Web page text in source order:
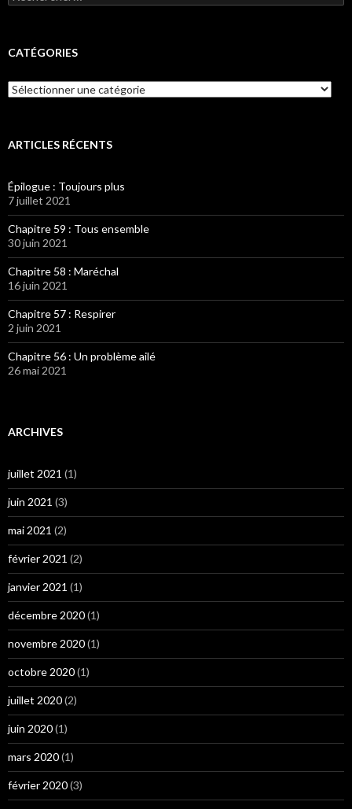
CATÉGORIES
Catégories
ARTICLES RÉCENTS
Épilogue : Toujours plus
7 juillet 2021
Chapitre 59 : Tous ensemble
30 juin 2021
Chapitre 58 : Maréchal
16 juin 2021
Chapitre 57 : Respirer
2 juin 2021
Chapitre 56 : Un problème ailé
26 mai 2021
ARCHIVES
juillet 2021 (1)
juin 2021 (3)
mai 2021 (2)
février 2021 (2)
janvier 2021 (1)
décembre 2020(1)
novembre 2020(1)
octobre 2020(1)
juillet 2020(2)
juin 2020(1)
mars 2020(1)
février 2020(3)